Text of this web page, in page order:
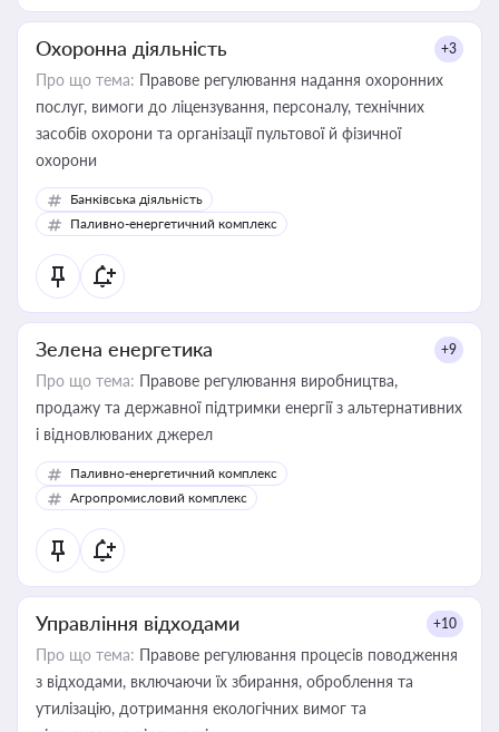
Охоронна діяльність +3
Про що тема: Правове регулювання надання охоронних
послуг, вимоги до ліцензування, персоналу, технічних
засобів охорони та організації пультової й фізичної
охорони
Банківська діяльність
Паливно-енергетичний комплекс
Зелена енергетика +9
Про що тема: Правове регулювання виробництва,
продажу та державної підтримки енергії з альтернативних
і відновлюваних джерел
Паливно-енергетичний комплекс
Агропромисловий комплекс
Управління відходами +10
Про що тема: Правове регулювання процесів поводження
з відходами, включаючи їх збирання, оброблення та
утилізацію, дотримання екологічних вимог та